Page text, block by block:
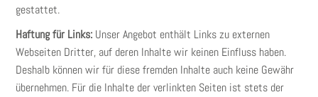
gestattet.
Haftung für Links: Unser Angebot enthält Links zu externen
Webseiten Dritter, auf deren Inhalte wir keinen Einfluss haben.
Deshalb können wir für diese fremden Inhalte auch keine Gewähr
übernehmen. Für die Inhalte der verlinkten Seiten ist stets der